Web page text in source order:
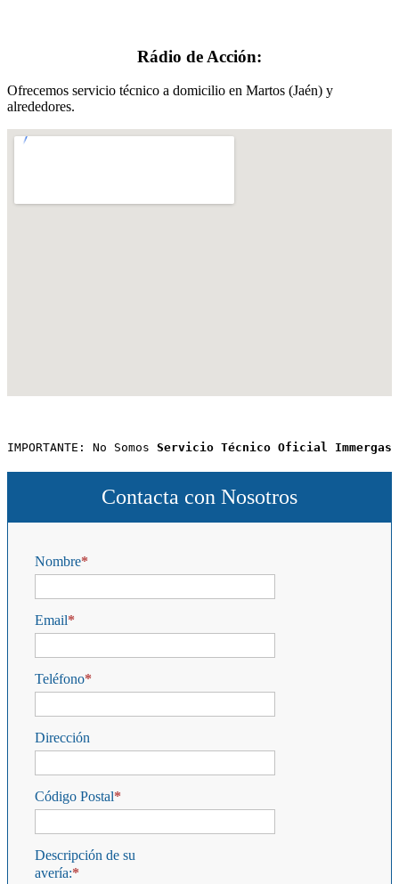
Rádio de Acción:
Ofrecemos servicio técnico a domicilio en Martos (Jaén) y
alrededores.
IMPORTANTE: No Somos Servicio Técnico Oficial Immergas
Contacta con Nosotros
Nombre
Email
Teléfono
Dirección
Código Postal
Descripción de su
avería: